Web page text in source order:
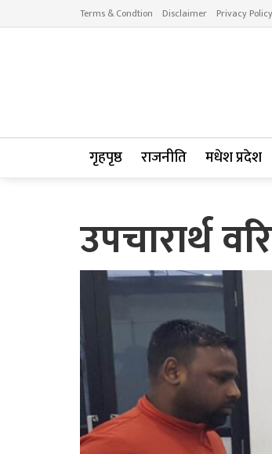
Terms & Condtion Disclaimer Privacy Policy
गृहपृष्ठ राजनीति मधेश प्रदेश
उपचारार्थ